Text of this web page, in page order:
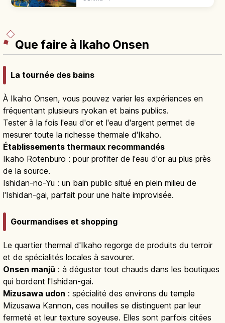
Que faire à Ikaho Onsen
La tournée des bains
À Ikaho Onsen, vous pouvez varier les expériences en
fréquentant plusieurs ryokan et bains publics.
Tester à la fois l'eau d'or et l'eau d'argent permet de
mesurer toute la richesse thermale d'Ikaho.
Établissements thermaux recommandés
Ikaho Rotenburo : pour profiter de l'eau d'or au plus près
de la source.
Ishidan-no-Yu : un bain public situé en plein milieu de
l'Ishidan-gai, parfait pour une halte improvisée.
Gourmandises et shopping
Le quartier thermal d'Ikaho regorge de produits du terroir
et de spécialités locales à savourer.
Onsen manjū : à déguster tout chauds dans les boutiques
qui bordent l'Ishidan-gai.
Mizusawa udon : spécialité des environs du temple
Mizusawa Kannon, ces nouilles se distinguent par leur
fermeté et leur texture soyeuse. Elles sont parfois citées